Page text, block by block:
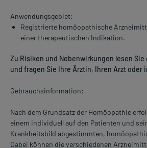
Anwendungsgebiet:
Registrierte homöopathische
einer therapeutischen Indikation.
Zu Risiken und Nebenwirkungen lesen Sie
und fragen Sie Ihre Ärztin, Ihren Arzt oder
Gebrauchsinformation:
Nach dem Grundsatz der Homöopathie
einem individuell auf den Patienten und
Krankheitsbild abgestimmten,
Dabei können die verschiedenen